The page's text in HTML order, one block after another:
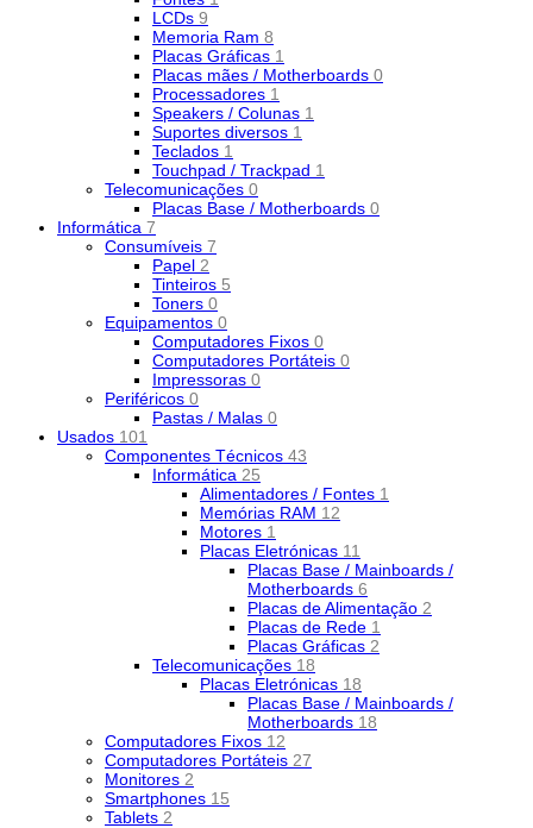
LCDs 9
Memoria Ram 8
Placas Gráficas 1
Placas mães / Motherboards 0
Processadores 1
Speakers / Colunas 1
Suportes diversos 1
Teclados 1
Touchpad / Trackpad 1
Telecomunicações 0
Placas Base / Motherboards 0
Informática 7
Consumíveis 7
Papel 2
Tinteiros 5
Toners 0
Equipamentos 0
Computadores Fixos 0
Computadores Portáteis 0
Impressoras 0
Periféricos 0
Pastas / Malas 0
Usados 101
Componentes Técnicos 43
Informática 25
Alimentadores / Fontes 1
Memórias RAM 12
Motores 1
Placas Eletrónicas 11
Placas Base / Mainboards /
Motherboards 6
Placas de Alimentação 2
Placas de Rede 1
Placas Gráficas 2
Telecomunicações 18
Placas Eletrónicas 18
Placas Base / Mainboards /
Motherboards 18
Computadores Fixos 12
Computadores Portáteis 27
Monitores 2
Smartphones 15
Tablets 2